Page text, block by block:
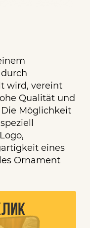
wird, vereint
Qualität und
Möglichkeit
eines
Ornament